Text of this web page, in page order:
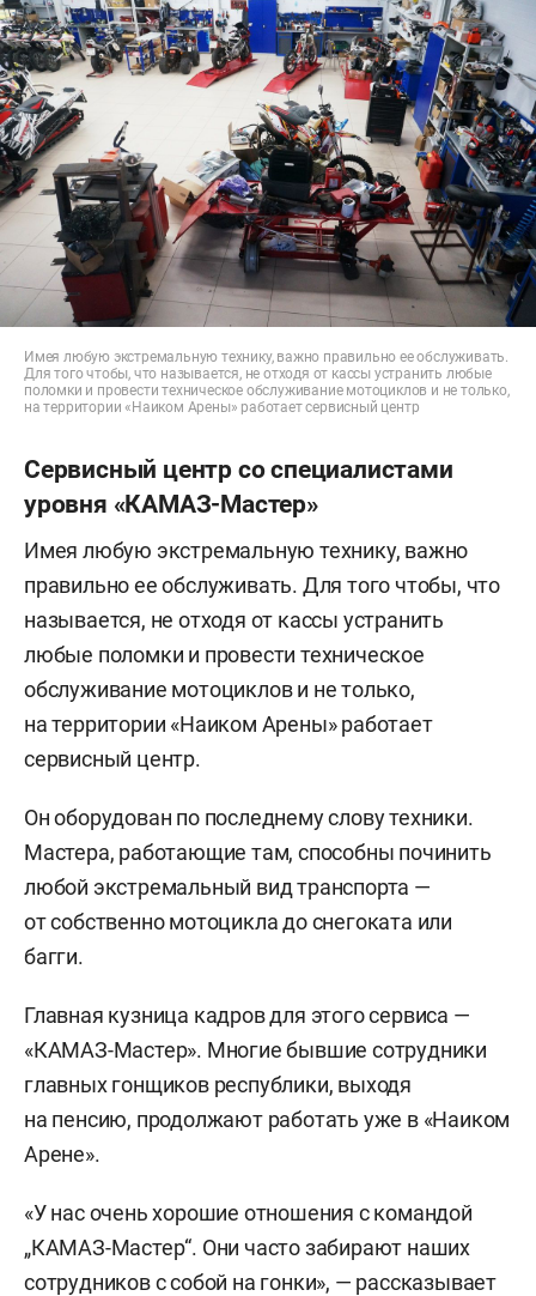
Имея любую экстремальную технику, важно правильно ее обслуживать.
Для того чтобы, что называется, не отходя от кассы устранить любые
поломки и провести техническое обслуживание мотоциклов и не только,
на территории «Наиком Арены» работает сервисный центр
Сервисный центр со специалистами
уровня «КАМАЗ-Мастер»
Имея любую экстремальную технику, важно
правильно ее обслуживать. Для того чтобы, что
называется, не отходя от кассы устранить
любые поломки и провести техническое
обслуживание мотоциклов и не только,
на территории «Наиком Арены» работает
сервисный центр.
Он оборудован по последнему слову техники.
Мастера, работающие там, способны починить
любой экстремальный вид транспорта —
от собственно мотоцикла до снегоката или
багги.
Главная кузница кадров для этого сервиса —
«КАМАЗ-Мастер». Многие бывшие сотрудники
главных гонщиков республики, выходя
на пенсию, продолжают работать уже в «Наиком
Арене».
«У нас очень хорошие отношения с командой
„КАМАЗ-Мастер“. Они часто забирают наших
сотрудников с собой на гонки», — рассказывает